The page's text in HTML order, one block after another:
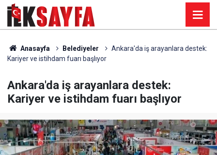
Anasayfa Belediyeler
Ankara'da iş arayanlara destek:
Kariyer ve istihdam fuarı başlıyor
Ankara'da iş arayanlara destek:
Kariyer ve istihdam fuarı başlıyor